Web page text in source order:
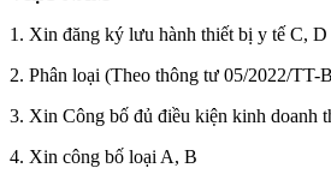
1. Xin đăng ký lưu hành thiết bị y tế C, D
2. Phân loại (Theo thông tư 05/2022/TT-
3. Xin Công bố đủ điều kiện kinh doanh
4. Xin công bố loại A, B